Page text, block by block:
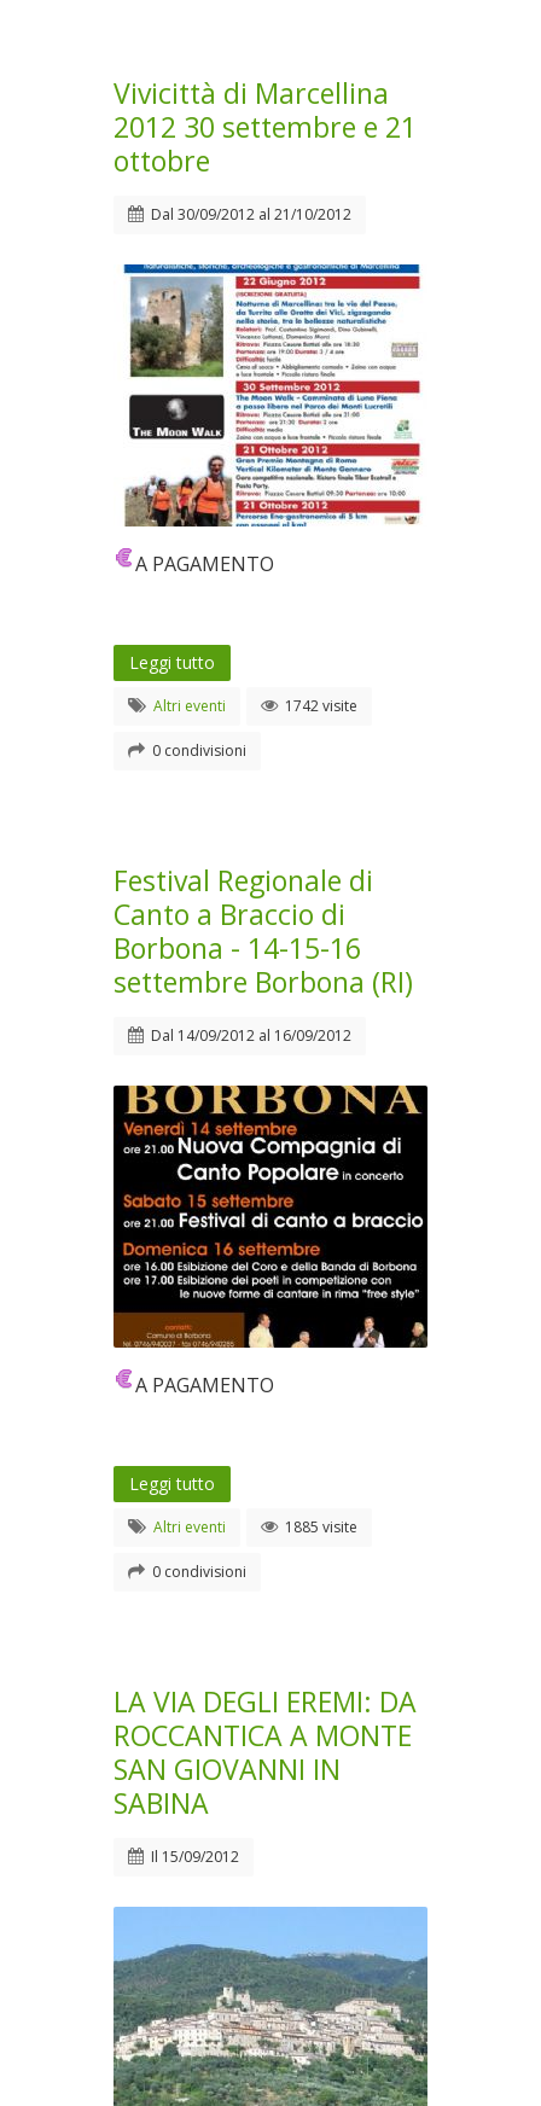
Vivicittà di Marcellina
2012 30 settembre e 21
ottobre
Dal 30/09/2012 al 21/10/2012
A PAGAMENTO
Leggi tutto
Altri eventi 1742 visite
0 condivisioni
Festival Regionale di
Canto a Braccio di
Borbona - 14-15-16
settembre Borbona (RI)
Dal 14/09/2012 al 16/09/2012
A PAGAMENTO
Leggi tutto
Altri eventi 1885 visite
0 condivisioni
LA VIA DEGLI EREMI: DA
ROCCANTICA A MONTE
SAN GIOVANNI IN
SABINA
Il 15/09/2012